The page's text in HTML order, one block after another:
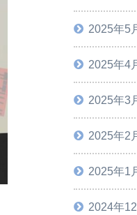
2025年5
2025年4
2025年3
2025年2
2025年1
2024年